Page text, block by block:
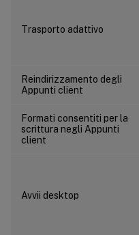
Trasporto adattivo
Reindirizzamento degli
Appunti client
Formati consentiti per la
scrittura negli Appunti
client
Avvii desktop
ICA/Stampa
ICA/Stampa/Server di stampa universale
ICA/Sicurezza